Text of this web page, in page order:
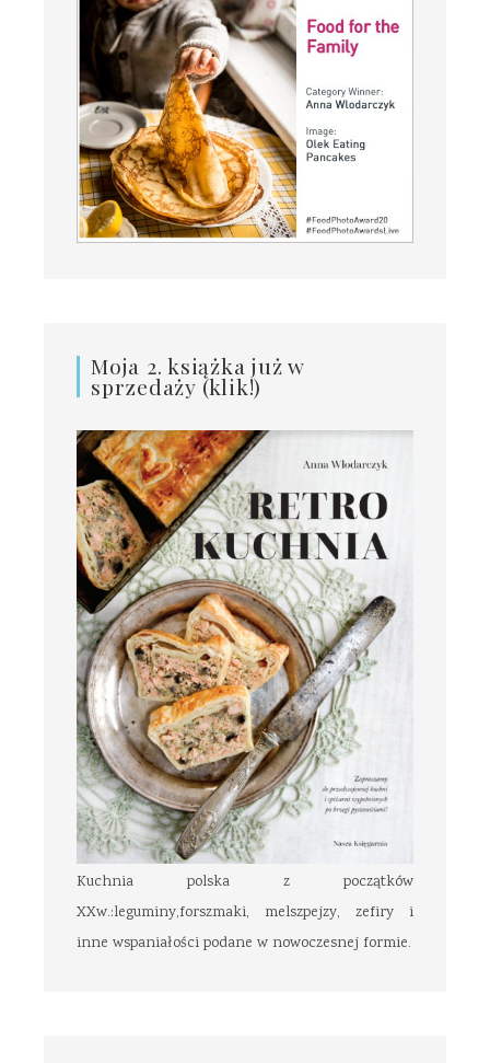
Moja 2. książka już w
sprzedaży (klik!)
Kuchnia polska z początków
XXw.:leguminy,forszmaki, melszpejzy, zefiry i
inne wspaniałości podane w nowoczesnej formie.